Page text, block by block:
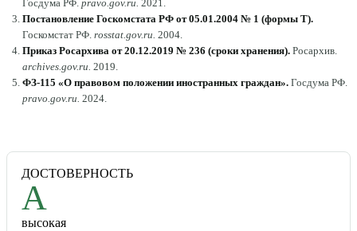
Госдума РФ. pravo.gov.ru. 2021.
Постановление Госкомстата РФ от 05.01.2004 № 1 (формы Т).
Госкомстат РФ. rosstat.gov.ru. 2004.
Приказ Росархива от 20.12.2019 № 236 (сроки хранения). Росархив.
archives.gov.ru. 2019.
ФЗ-115 «О правовом положении иностранных граждан». Госдума РФ.
pravo.gov.ru. 2024.
ДОСТОВЕРНОСТЬ
A
высокая